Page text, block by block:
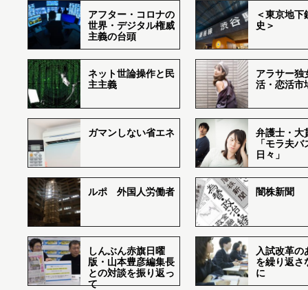
アフター・コロナの
世界・デジタル権威
主義の台頭
＜東京地下
史＞
ネット世論操作と民
主主義
アラサー独
活・恋活市
ガマンしない省エネ
弁護士・大
「モラ夫
日々」
ルポ 外国人労働者 闇株新聞
しんぶん赤旗日曜
版・山本豊彦編集長
との対談を振り返っ
て
入試改革の
を繰り返さ
に